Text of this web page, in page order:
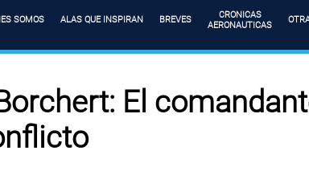
SOMOS ALAS QUE INSPIRAN BREVES
CRONICAS
AERONAUTICAS
El